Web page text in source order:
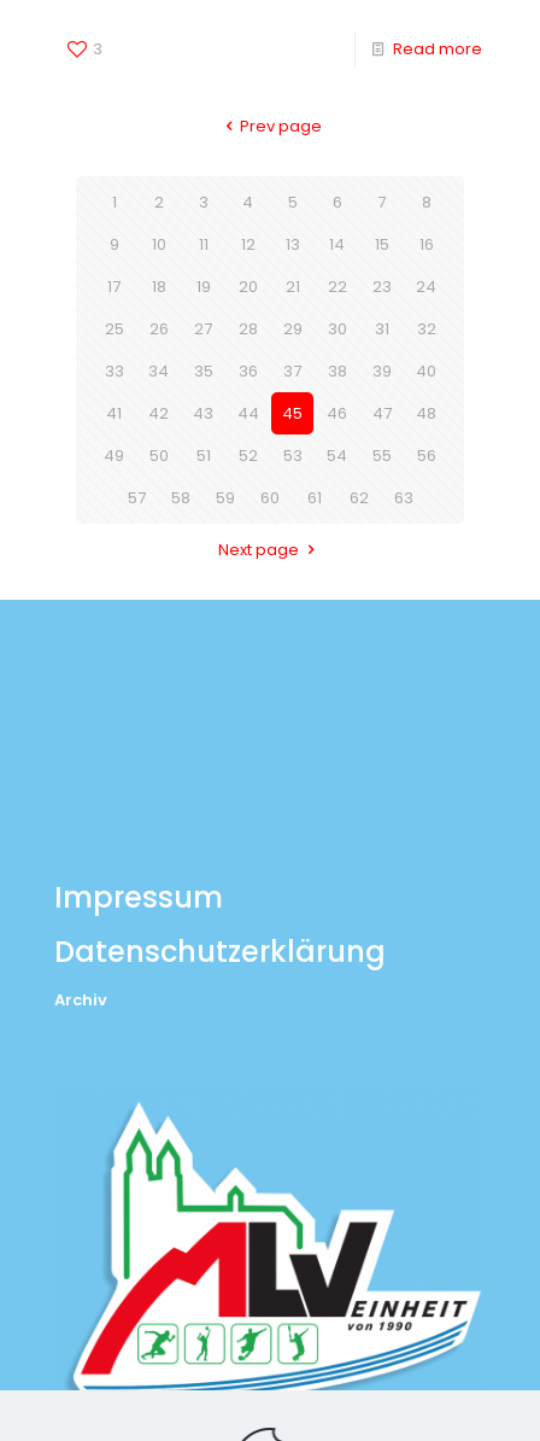
3 Read more
Prev page
1 2 3 4 5 6 7
8
9
10 11 12 13 14 15
16
17
18 19 20 21 22 23
24
25
26 27 28 29 30 31
32
33
34 35 36 37 38 39
40
41
42 43 44 45 46 47
48
49
50 51 52 53 54 55
56
57
58 59 60 61 62 63
Next page
Impressum
Datenschutzerklärung
Archiv